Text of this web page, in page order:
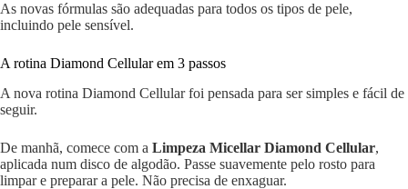
As novas fórmulas são adequadas para todos os tipos de pele,
incluindo pele sensível.
A rotina Diamond Cellular em 3 passos
A nova rotina Diamond Cellular foi pensada para ser simples e fácil de
seguir.
De manhã, comece com a Limpeza Micellar Diamond Cellular,
aplicada num disco de algodão. Passe suavemente pelo rosto para
limpar e preparar a pele. Não precisa de enxaguar.